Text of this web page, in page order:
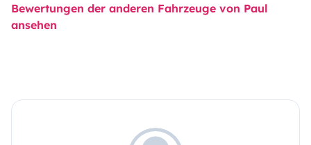
Bewertungen der anderen Fahrzeuge von Paul
ansehen